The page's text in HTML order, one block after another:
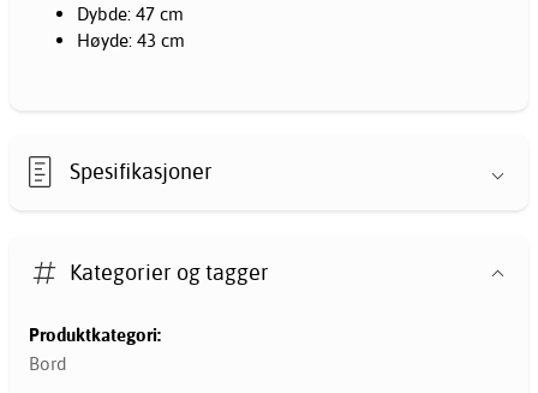
Dybde: 47 cm
Høyde: 43 cm
Spesifikasjoner
Kategorier og tagger
Produktkategori:
Bord